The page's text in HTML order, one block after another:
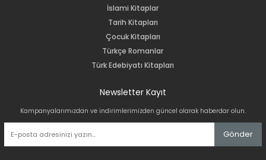
İslami Kitaplar
Tarih Kitapları
Çocuk Kitapları
Türkçe Romanlar
Türk Edebiyatı Kitapları
Newsletter Kayıt
Kampanyalarımızdan ve indirimlerimizden güncel olarak haberdar olun.
Gönder